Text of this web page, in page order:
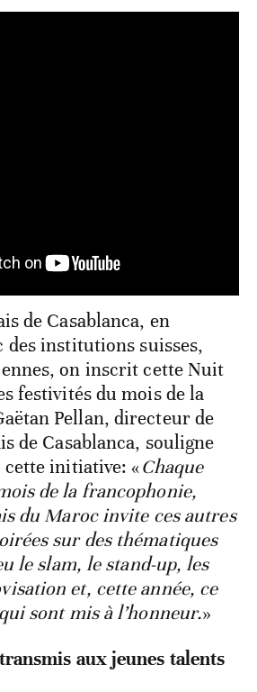
de Casablanca, en
des institutions suisses,
on inscrit cette Nuit
festivités du mois de la
Pellan, directeur de
de Casablanca, souligne
cette initiative: «Chaque
de la francophonie,
du Maroc invite ces autres
sur des thématiques
le slam, le stand-up, les
et, cette année, ce
sont mis à l’honneur.»
aux jeunes talents